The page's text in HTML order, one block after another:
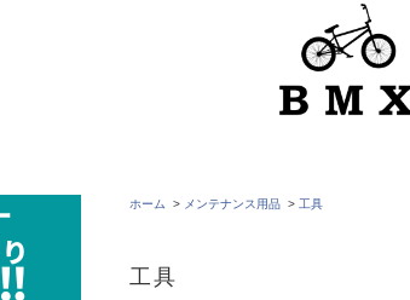
ホーム > メンテナンス用品 > 工具
工具